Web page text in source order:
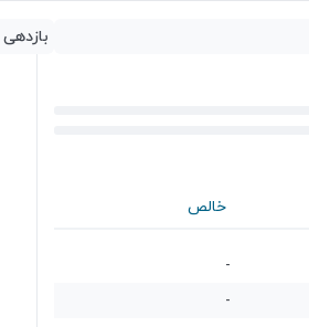
خالص
-
-
بازدهی